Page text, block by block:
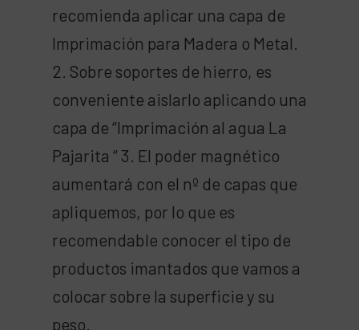
recomienda aplicar una capa de
Imprimación para Madera o Metal.
2. Sobre soportes de hierro, es
conveniente aislarlo aplicando una
capa de “Imprimación al agua La
Pajarita “ 3. El poder magnético
aumentará con el nº de capas que
apliquemos, por lo que es
recomendable conocer el tipo de
productos imantados que vamos a
colocar sobre la superficie y su
peso.